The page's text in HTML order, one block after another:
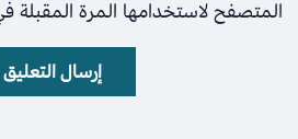
المتصفح لاستخدامها المرة المقبلة